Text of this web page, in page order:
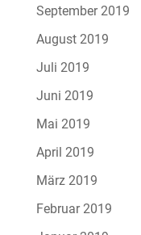
September 2019
August 2019
Juli 2019
Juni 2019
Mai 2019
April 2019
März 2019
Februar 2019